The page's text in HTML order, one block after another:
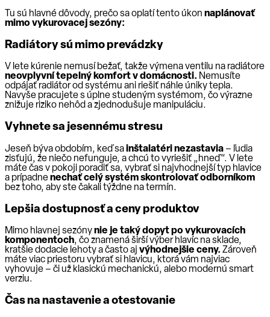
Tu sú hlavné dôvody, prečo sa oplatí tento úkon naplánovať
mimo vykurovacej sezóny:
Radiátory sú mimo prevádzky
V lete kúrenie nemusí bežať, takže výmena ventilu na radiátore
neovplyvní tepelný komfort v domácnosti. Nemusíte
odpájať radiátor od systému ani riešiť náhle úniky tepla.
Navyše pracujete s úplne studeným systémom, čo výrazne
znižuje riziko nehôd a zjednodušuje manipuláciu.
Vyhnete sa jesennému stresu
Jeseň býva obdobím, keď sa inštalatéri nezastavia – ľudia
zisťujú, že niečo nefunguje, a chcú to vyriešiť „hneď“. V lete
máte čas v pokoji poradiť sa, vybrať si najvhodnejší typ hlavice
a prípadnenechať celý systém skontrolovať odborníkom
bez toho, aby ste čakali týždne na termín.
Lepšia dostupnosť a ceny produktov
Mimo hlavnej sezónynie je taký dopyt po vykurovacích
komponentoch, čo znamená širší výber hlavíc na sklade,
kratšie dodacie lehoty a často aj výhodnejšie ceny. Zároveň
máte viac priestoru vybrať si hlavicu, ktorá vám najviac
vyhovuje – či už klasickú mechanickú, alebo modernú smart
verziu.
Čas na nastavenie a otestovanie